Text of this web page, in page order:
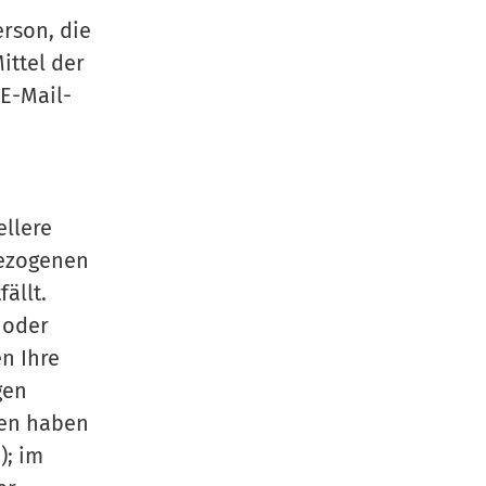
die
der
Mail-
Ihre
haben
im